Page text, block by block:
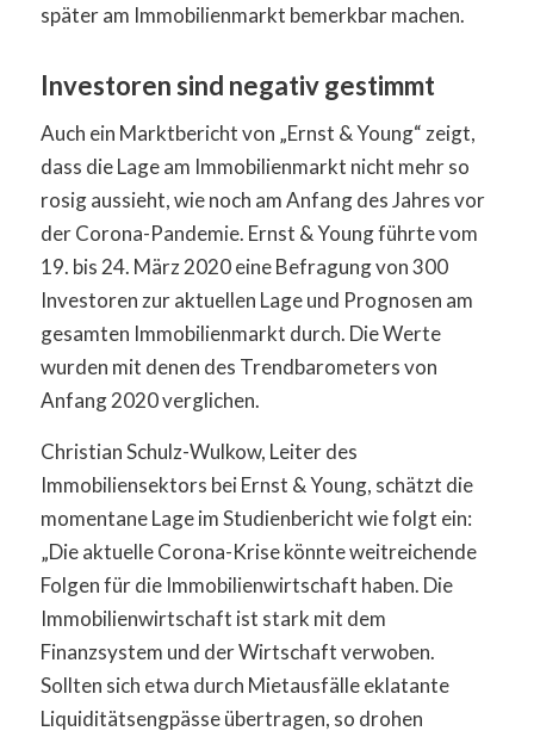
später am Immobilienmarkt bemerkbar machen.
Investoren sind negativ gestimmt
Auch ein Marktbericht von „Ernst & Young“ zeigt,
dass die Lage am Immobilienmarkt nicht mehr so
rosig aussieht, wie noch am Anfang des Jahres vor
der Corona-Pandemie. Ernst & Young führte vom
19. bis 24. März 2020 eine Befragung von 300
Investoren zur aktuellen Lage und Prognosen am
gesamten Immobilienmarkt durch. Die Werte
wurden mit denen des Trendbarometers von
Anfang 2020 verglichen.
Christian Schulz-Wulkow, Leiter des
Immobiliensektors bei Ernst & Young, schätzt die
momentane Lage im Studienbericht wie folgt ein:
„Die aktuelle Corona-Krise könnte weitreichende
Folgen für die Immobilienwirtschaft haben. Die
Immobilienwirtschaft ist stark mit dem
Finanzsystem und der Wirtschaft verwoben.
Sollten sich etwa durch Mietausfälle eklatante
Liquiditätsengpässe übertragen, so drohen